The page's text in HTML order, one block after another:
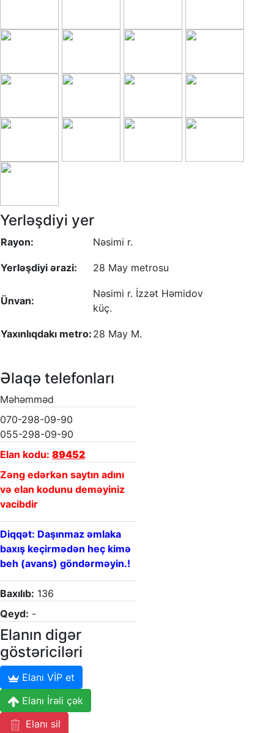
Yerləşdiyi yer
Rayon: Nəsimi r.
Yerləşdiyi ərazi: 28 May metrosu
Ünvan:
Nəsimi r. İzzət Həmidov
küç.
Yaxınlıqdakı metro: 28 May M.
Əlaqə telefonları
Məhəmməd
070-298-09-90
055-298-09-90
Elan kodu: 89452
Zəng edərkən saytın adını
və elan kodunu deməyiniz
vacibdir
Diqqət: Daşınmaz əmlaka
baxış keçirmədən heç kimə
beh (avans) göndərməyin.!
Baxılıb: 136
Qeyd: -
Elanın digər
göstəriciləri
Elanı VİP et
Elanı İrəli çək
Elanı sil